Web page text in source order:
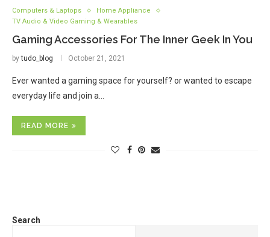
Computers & Laptops
Home Appliance
TV Audio & Video Gaming & Wearables
Gaming Accessories For The Inner Geek In You
bytudo_blog October 21, 2021
Ever wanted a gaming space for yourself? or wanted to escape
everyday life and join a…
READ MORE
Search